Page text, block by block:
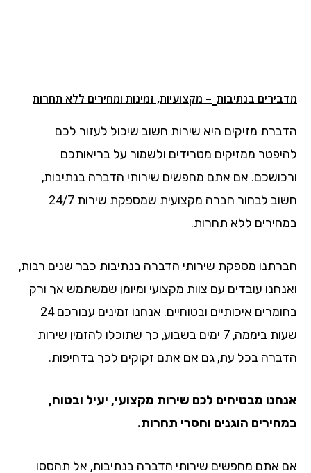
מדבירים בנתיבות – מקצועיות, זמינות ומחירים ללא תחרות
הדברת מזיקים היא שירות חשוב שיכול לעזור לכם
להיפטר ממזיקים מטרידים ולשמור על בריאותכם
ורכושכם. אם אתם מחפשים שירותי הדברה בנתיבות,
חשוב לבחור חברה מקצועית שמספקת שירות 24/7
במחירים ללא תחרות.
חברתנו מספקת שירותי הדברה בנתיבות כבר שנים רבות,
ואנחנו עובדים עם צוות מקצועי ומיומן שמשתמש אך ורק
בחומרים איכותיים ובטוחיים. אנחנו זמינים עבורכם 24
שעות ביממה, 7 ימים בשבוע, כך שתוכלו להזמין שירות
הדברה בכל עת, גם אם אתם זקוקים לכך בדחיפות.
אנחנו מבטיחים לכם שירות מקצועי, יעיל ובטוח,
במחירים הוגנים וחסרי תחרות.
אם אתם מחפשים שירותי הדברה בנתיבות, אל תהססו